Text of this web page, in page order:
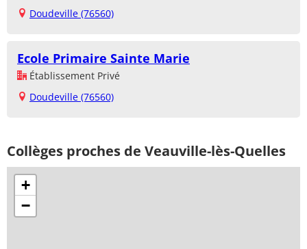
Doudeville (76560)
Ecole Primaire Sainte Marie
Établissement Privé
Doudeville (76560)
Collèges proches de Veauville-lès-Quelles
+
−